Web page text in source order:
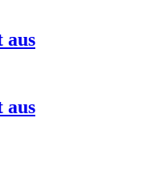
aus
aus